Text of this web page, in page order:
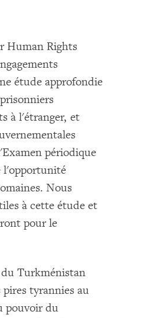
Human Rights
étude approfondie
à l'étranger, et
périodique
l'opportunité
Nous
à cette étude et
pour le
Turkménistan
pires tyrannies au
pouvoir du